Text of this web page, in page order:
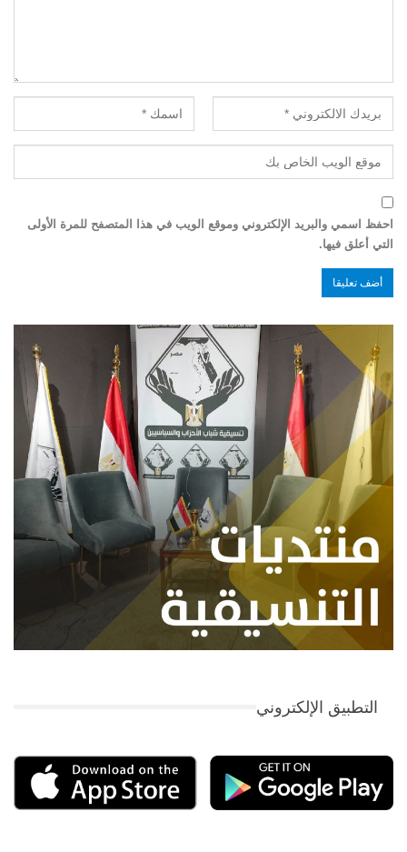
احفظ اسمي والبريد الإلكتروني وموقع الويب في هذا المتصفح للمرة الأولى
التي أعلق فيها.
التطبيق الإلكتروني